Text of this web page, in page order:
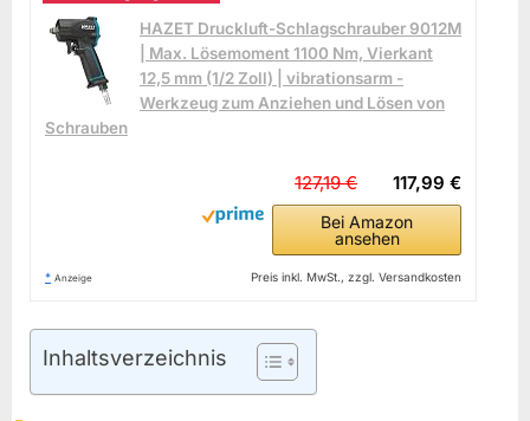
HAZET Druckluft-Schlagschrauber 9012M
| Max. Lösemoment 1100 Nm, Vierkant
12,5 mm (1/2 Zoll) | vibrationsarm -
Werkzeug zum Anziehen und Lösen von
Schrauben
117,99 €
127,19 €
Bei Amazon
ansehen
* Anzeige Preis inkl. MwSt., zzgl. Versandkosten
Inhaltsverzeichnis